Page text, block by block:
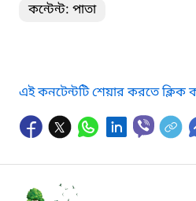
কন্টেন্ট: পাতা
এই কনটেন্টটি শেয়ার করতে